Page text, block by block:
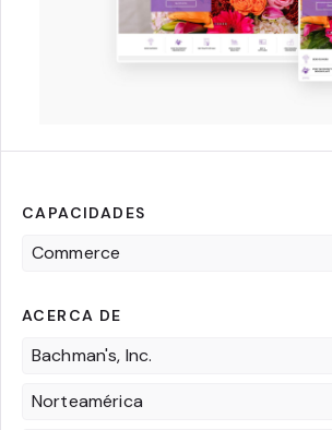
CAPACIDADES
Commerce
ACERCA DE
Bachman's, Inc.
Norteamérica